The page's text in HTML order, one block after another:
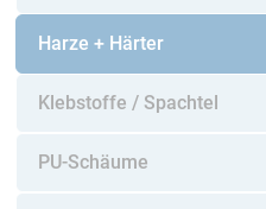
Harze + Härter
Klebstoffe / Spachtel
PU-Schäume